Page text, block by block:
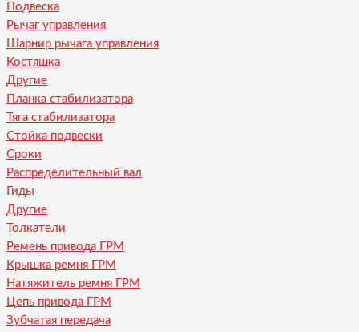
Подвеска
Рычаг управления
Шарнир рычага управления
Костяшка
Другие
Планка стабилизатора
Тяга стабилизатора
Стойка подвески
Сроки
Распределительный вал
Гиды
Другие
Толкатели
Ремень привода ГРМ
Крышка ремня ГРМ
Натяжитель ремня ГРМ
Цепь привода ГРМ
Зубчатая передача